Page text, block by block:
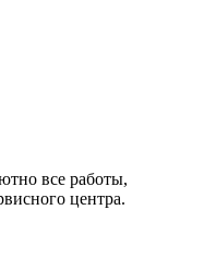
веществ
кроватей
все работы,
центра.